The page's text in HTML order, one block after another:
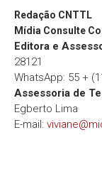
Redação CNTTL
Mídia Consulte
Editora e
28121
WhatsApp: 55 +
Assessoria de
Egberto Lima
E-mail: